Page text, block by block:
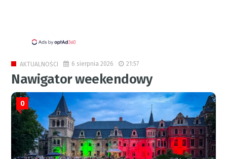
AKTUALNOŚCI 6 sierpnia 2026 21:57
Nawigator weekendowy
0